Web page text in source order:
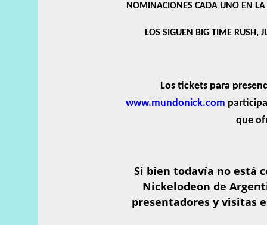
NOMINACIONES CADA UNO EN LA
LOS SIGUEN BIG TIME RUSH,
Los tickets para
www.mundonick.com
que
Si bien todavía no está
Nickelodeon de
presentadores y visitas